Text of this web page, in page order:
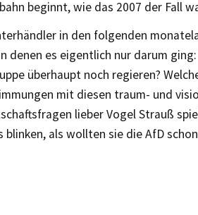
beginnt, wie das 2007 der Fall
in den folgenden
denen es eigentlich nur darum
überhaupt noch regieren?
mit diesen traum- und
lieber Vogel Strauß
als wollten sie die AfD